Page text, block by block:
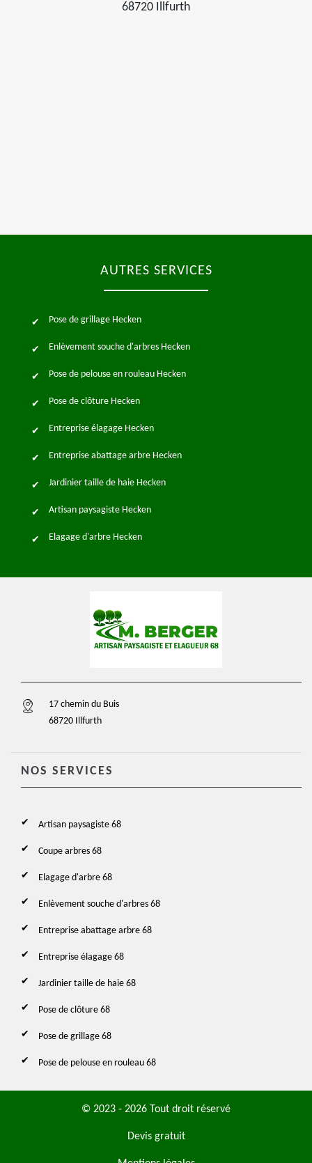
68720 Illfurth
AUTRES SERVICES
Pose de grillage Hecken
Enlèvement souche d'arbres Hecken
Pose de pelouse en rouleau Hecken
Pose de clôture Hecken
Entreprise élagage Hecken
Entreprise abattage arbre Hecken
Jardinier taille de haie Hecken
Artisan paysagiste Hecken
Elagage d'arbre Hecken
17 chemin du Buis
68720 Illfurth
NOS SERVICES
Artisan paysagiste 68
Coupe arbres 68
Elagage d'arbre 68
Enlèvement souche d'arbres 68
Entreprise abattage arbre 68
Entreprise élagage 68
Jardinier taille de haie 68
Pose de clôture 68
Pose de grillage 68
Pose de pelouse en rouleau 68
© 2023 - 2026 Tout droit réservé
Devis gratuit